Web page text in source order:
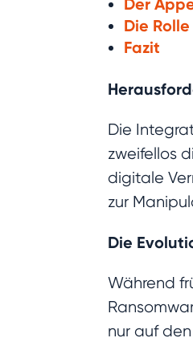
Der
Die
Fazit
Die
zweifellos
digitale
zur
Die
Während
nur auf